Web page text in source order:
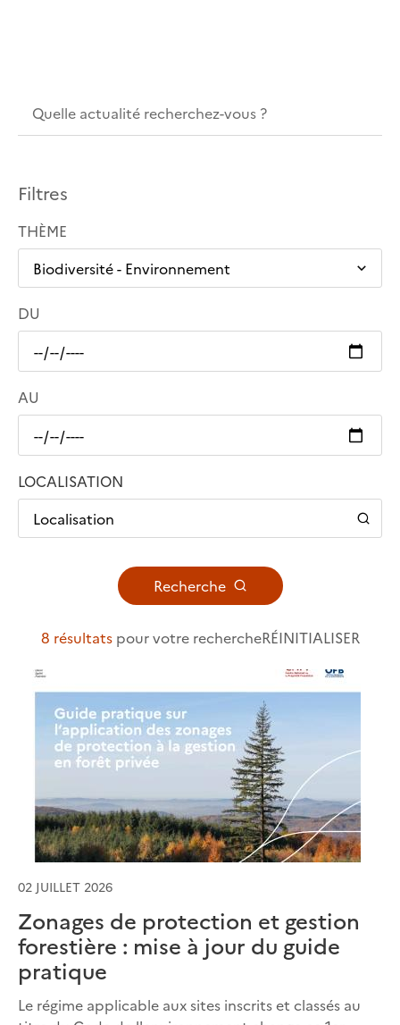
Filtres
THÈME
DU
AU
LOCALISATION
Localisation
Recherche
8 résultatspour votre rechercheRÉINITIALISER
02 JUILLET 2026
Zonages de protection et gestion
forestière : mise à jour du guide
pratique
Le régime applicable aux sites inscrits et classés au